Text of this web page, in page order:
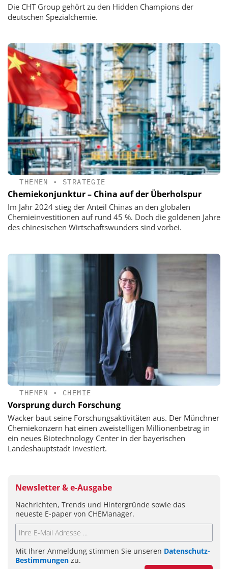
Die CHT Group gehört zu den Hidden Champions der
deutschen Spezialchemie.
THEMEN • STRATEGIE
Chemiekonjunktur – China auf der Überholspur
Im Jahr 2024 stieg der Anteil Chinas an den globalen
Chemieinvestitionen auf rund 45 %. Doch die goldenen Jahre
des chinesischen Wirtschaftswunders sind vorbei.
THEMEN • CHEMIE
Vorsprung durch Forschung
Wacker baut seine Forschungsaktivitäten aus. Der Münchner
Chemiekonzern hat einen zweistelligen Millionenbetrag in
ein neues Biotechnology Center in der bayerischen
Landeshauptstadt investiert.
Newsletter & e-Ausgabe
Nachrichten, Trends und Hintergründe sowie das
neueste E-paper von CHEManager.
Mit Ihrer Anmeldung stimmen Sie unseren Datenschutz-
Bestimmungen zu.